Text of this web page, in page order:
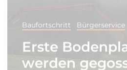
Baufortschritt Bürgerservice
Erste
werden